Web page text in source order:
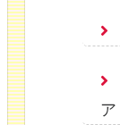
ア